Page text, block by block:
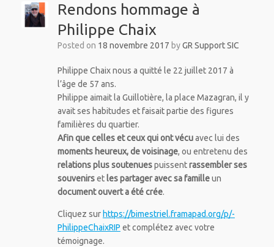
Rendons hommage à
Philippe Chaix
Posted on 18 novembre 2017 byGR Support SIC
Philippe Chaix nous a quitté le 22 juillet 2017 à
l’âge de 57 ans.
Philippe aimait la Guillotière, la place Mazagran, il y
avait ses habitudes et faisait partie des figures
familières du quartier.
Afin que celles et ceux qui ont vécuavec lui des
moments heureux, de voisinage, ou entretenu des
relations plus soutenuespuissentrassembler ses
souvenirsetles partager avec sa familleun
document ouvert a été crée.
Cliquez sur https://bimestriel.framapad.org/p/-
PhilippeChaixRIP et complétez avec votre
témoignage.